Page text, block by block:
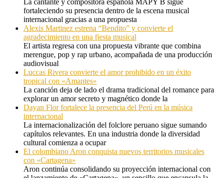
fortaleciendo su presencia dentro de la escena musical
internacional gracias a una propuesta
Alexis Martinez estrena “Bendito” y convierte el
agradecimiento en una fiesta musical
El artista regresa con una propuesta vibrante que combina
merengue, pop y rap urbano, acompañada de una producción
audiovisual
Luccas Rivera convierte el amor prohibido en un éxito
tropical con «Amantes»
La canción deja de lado el drama tradicional del romance para
explorar un amor secreto y magnético donde la
Dayan Flor fortalece la presencia del Perú en la música
internacional
La internacionalización del folclore peruano sigue sumando
capítulos relevantes. En una industria donde la diversidad
cultural comienza a ocupar
El colombiano Aron conquista nuevos territorios musicales
con «Cartagena»
Aron continúa consolidando su proyección internacional con